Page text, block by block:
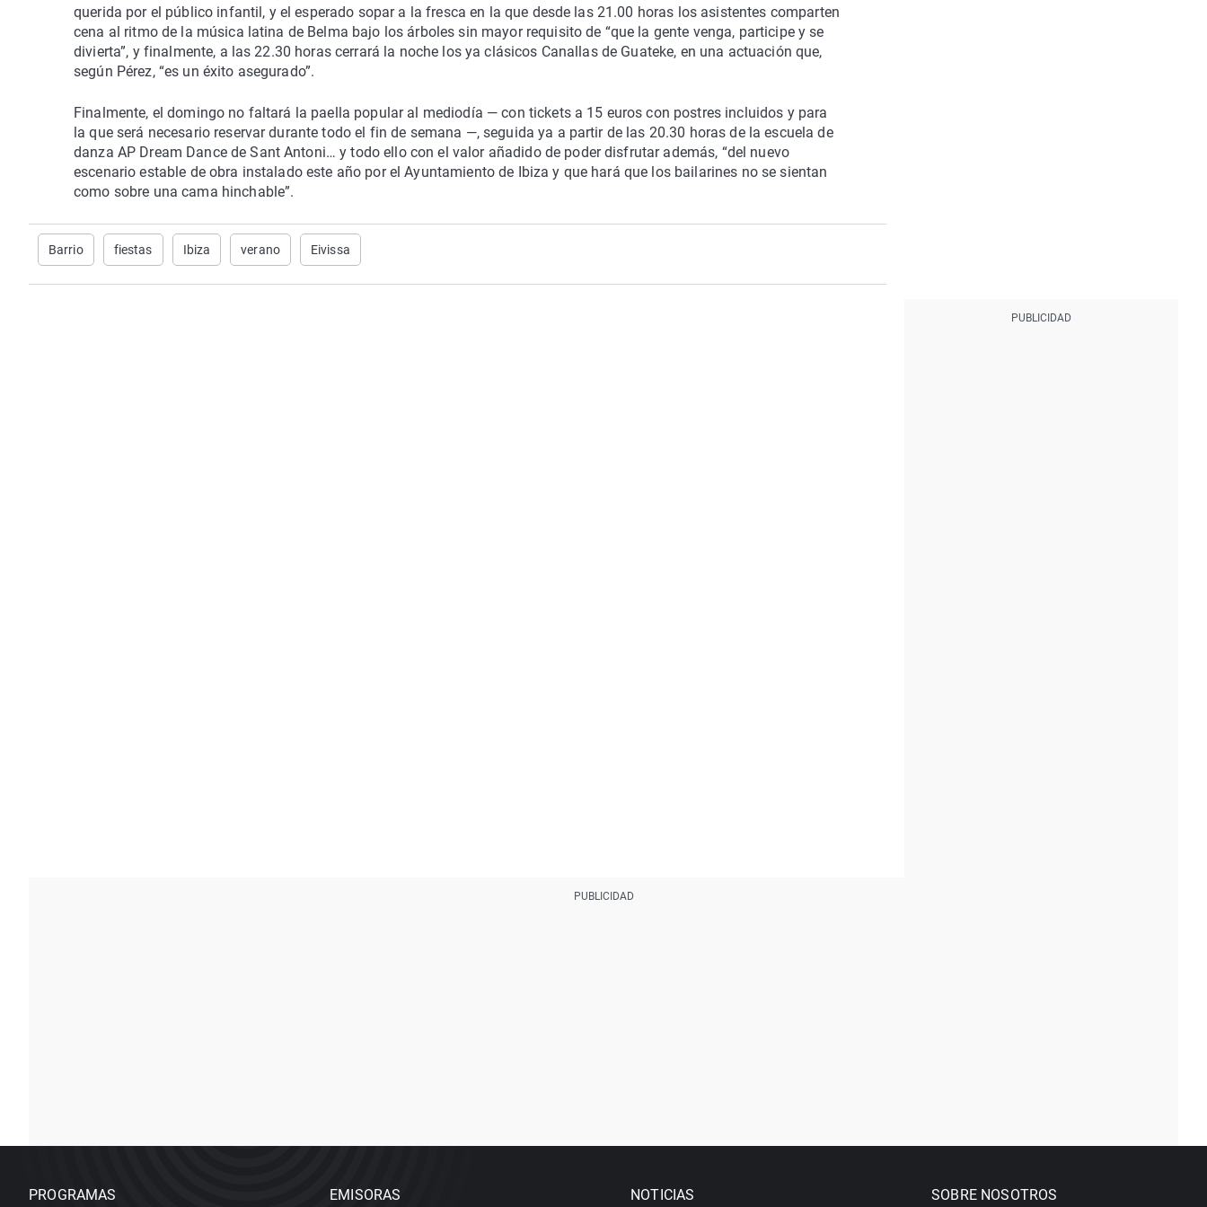
querida por el público infantil, y el esperado sopar a la fresca en la que desde las 21.00 horas los asistentes comparten
cena al ritmo de la música latina de Belma bajo los árboles sin mayor requisito de “que la gente venga, participe y se
divierta”, y finalmente, a las 22.30 horas cerrará la noche los ya clásicos Canallas de Guateke, en una actuación que,
según Pérez, “es un éxito asegurado”.
Finalmente, el domingo no faltará la paella popular al mediodía — con tickets a 15 euros con postres incluidos y para
la que será necesario reservar durante todo el fin de semana —, seguida ya a partir de las 20.30 horas de la escuela de
danza AP Dream Dance de Sant Antoni… y todo ello con el valor añadido de poder disfrutar además, “del nuevo
escenario estable de obra instalado este año por el Ayuntamiento de Ibiza y que hará que los bailarines no se sientan
como sobre una cama hinchable”.
Barrio fiestas Ibiza verano Eivissa
PROGRAMAS EMISORAS NOTICIAS SOBRE NOSOTROS